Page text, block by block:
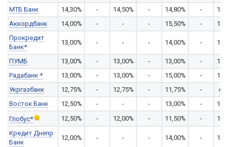
МТБ Банк
14,30% - 14,50% - 14,80% -
Аккордбанк
14,00% - - - 15,50% -
Прокредит
Банк*
13,00% - - - 14,00% -
ПУМБ 13,00% - 13,00% - 13,00% -
Радабанк *
13,00% - 13,00% - 15,00% -
Укргазбанк
12,75% - 12,75% - 11,75% -
Восток Банк
12,50% - - - 13,00% -
Глобус*
12,50% - 12,00% - 11,50% -
Кредит Днепр
Банк
12,00% - - - 14,00% -